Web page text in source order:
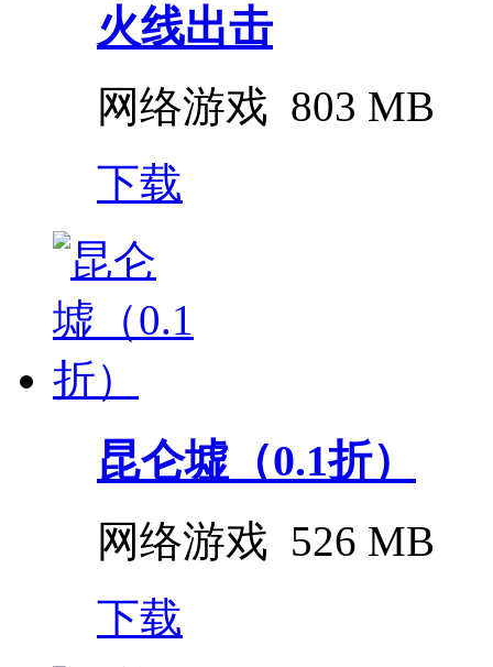
火线出击
网络游戏 803 MB
下载
昆仑墟（0.1折）
网络游戏 526 MB
下载